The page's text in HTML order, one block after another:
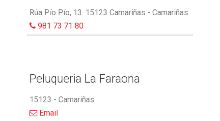
Rúa Pío Pío, 13. 15123 Camariñas - Camariñas
981 73 71 80
Peluqueria La Faraona
15123 - Camariñas
Email